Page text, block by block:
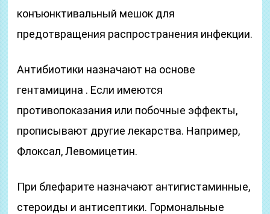
конъюнктивальный мешок для
предотвращения распространения инфекции.
Антибиотики назначают на основе
гентамицина . Если имеются
противопоказания или побочные эффекты,
прописывают другие лекарства. Например,
Флоксал, Левомицетин.
При блефарите назначают антигистаминные,
стероиды и антисептики. Гормональные